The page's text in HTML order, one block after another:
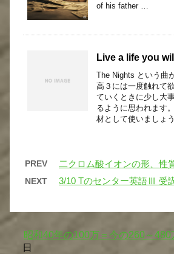
of his father …
Live a life you
The Nights という曲
高３には一度触れて
ていくときに少し大
るように思われます
材として使いましょ
PREV 二クロム酸イオンの形、性
NEXT 3/10 Tのセンター英語Ⅲ 受
昭和40年の100万＝今の260～480
日